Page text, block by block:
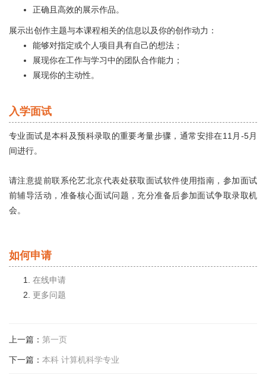
正确且高效的展示作品。
展示出创作主题与本课程相关的信息以及你的创作动力：
能够对指定或个人项目具有自己的想法；
展现你在工作与学习中的团队合作能力；
展现你的主动性。
入学面试
专业面试是本科及预科录取的重要考量步骤，通常安排在11月-5月
间进行。
请注意提前联系伦艺北京代表处获取面试软件使用指南，参加面试
前辅导活动，准备核心面试问题，充分准备后参加面试争取录取机
会。
如何申请
在线申请
更多问题
上一篇 ： 第一页
下一篇 ： 本科 计算机科学专业